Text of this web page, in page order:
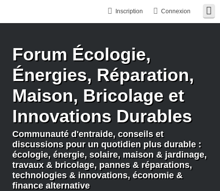
Connexion
Inscription
Forum Écologie,
Énergies, Réparation,
Maison, Bricolage et
Innovations Durables
Communauté d'entraide, conseils et
discussions pour un quotidien plus durable :
écologie, énergie, solaire, maison & jardinage,
travaux & bricolage, pannes & réparations,
technologies & innovations, économie &
finance alternative